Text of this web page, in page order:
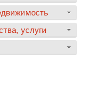
услуги